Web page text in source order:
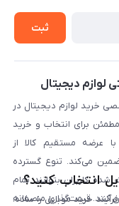
ثبت
لوازم دیجیتال
خرید لوازم دیجیتال در
بستری مطمئن برای انتخاب و خرید
عرضه مستقیم کالا از
می‌کند. تنوع گسترده
کاربران بتوانند تمام
کنند. قیمت‌گذاری منصفانه
انتخاب کنید؟
خرید موبایل را ساده،